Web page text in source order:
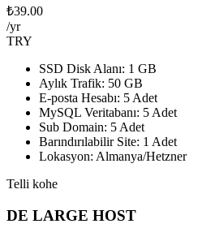
₺39.00
/yr
TRY
SSD Disk Alanı: 1 GB
Aylık Trafik: 50 GB
E-posta Hesabı: 5 Adet
MySQL Veritabanı: 5 Adet
Sub Domain: 5 Adet
Barındırılabilir Site: 1 Adet
Lokasyon: Almanya/Hetzner
Telli kohe
DE LARGE HOST